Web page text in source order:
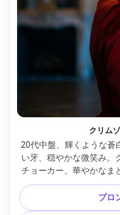
クリム
20代中盤、輝くような蒼
い牙、穏やかな微笑み。
チョーカー、華やかなま
踏会場、ソフトなボケ。
R3、85mm f/1.4、ウエ
ンティックかつ危険なム
プロ